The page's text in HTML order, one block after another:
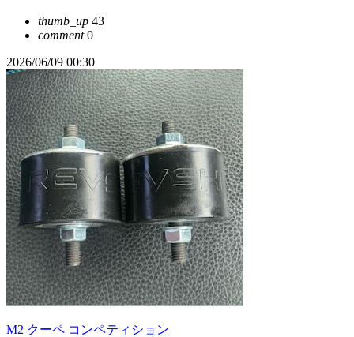
thumb_up 43
comment0
2026/06/09 00:30
M2 クーペ コンペティション